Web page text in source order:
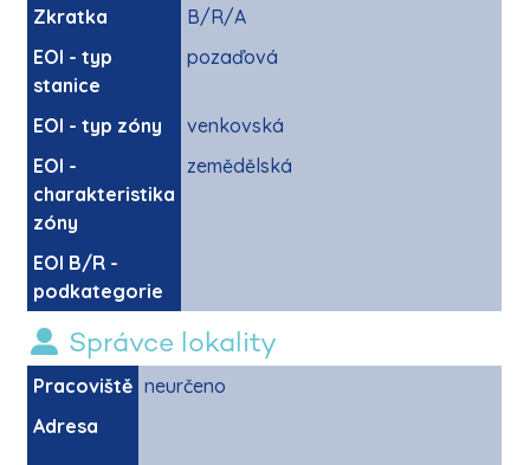
Zkratka
B/R/A
EOI - typ
stanice
pozaďová
EOI - typ zóny
venkovská
EOI -
charakteristika
zóny
zemědělská
EOI B/R -
podkategorie
Správce lokality
Pracoviště neurčeno
Adresa